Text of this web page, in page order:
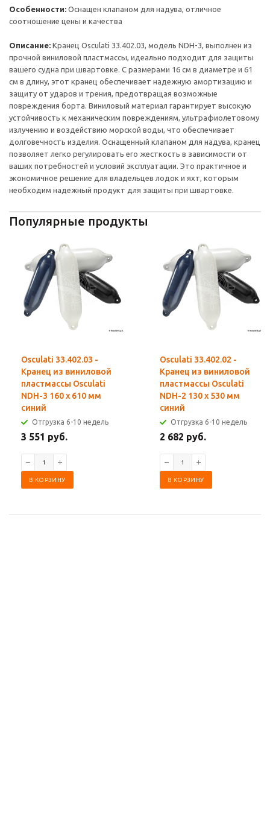
Особенности: Оснащен клапаном для надува, отличное
соотношение цены и качества
Описание: Кранец Osculati 33.402.03, модель NDH-3, выполнен из
прочной виниловой пластмассы, идеально подходит для защиты
вашего судна при швартовке. С размерами 16 см в диаметре и 61
см в длину, этот кранец обеспечивает надежную амортизацию и
защиту от ударов и трения, предотвращая возможные
повреждения борта. Виниловый материал гарантирует высокую
устойчивость к механическим повреждениям, ультрафиолетовому
излучению и воздействию морской воды, что обеспечивает
долговечность изделия. Оснащенный клапаном для надува, кранец
позволяет легко регулировать его жесткость в зависимости от
ваших потребностей и условий эксплуатации. Это практичное и
экономичное решение для владельцев лодок и яхт, которым
необходим надежный продукт для защиты при швартовке.
Популярные продукты
Osculati 33.402.03 -
Кранец из виниловой
пластмассы Osculati
NDH-3 160 x 610 мм
синий
Отгрузка 6-10 недель
3 551 руб.
В КОРЗИНУ
Osculati 33.402.02 -
Кранец из виниловой
пластмассы Osculati
NDH-2 130 x 530 мм
синий
Отгрузка 6-10 недель
2 682 руб.
В КОРЗИНУ